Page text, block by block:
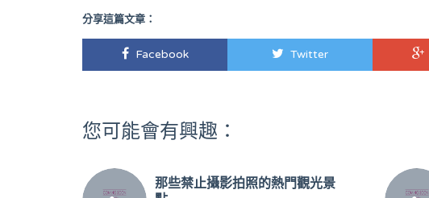
eRoaming WiFi上網
簡單創｜ https://ezstartup.cc/cospacedsfx8u.html/
分享這篇文章：
Facebook Twitter
您可能會有興趣：
那些禁止攝影拍照的熱門觀光景